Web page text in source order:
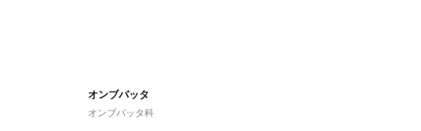
オンブバッタ
オンブバッタ科